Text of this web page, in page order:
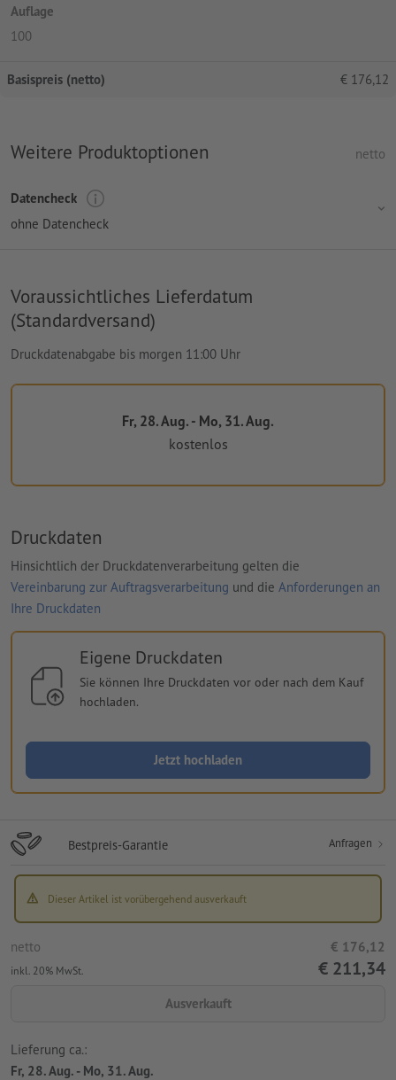
Auflage
100
Basispreis (netto) € 176,12
Weitere Produktoptionen netto
Datencheck
ohne Datencheck
Voraussichtliches Lieferdatum
(Standardversand)
Druckdatenabgabe bis morgen 11:00 Uhr
Fr, 28. Aug. - Mo, 31. Aug.
kostenlos
Druckdaten
Hinsichtlich der Druckdatenverarbeitung gelten die
Vereinbarung zur Auftragsverarbeitung und die Anforderungen an
Ihre Druckdaten
Eigene Druckdaten
Sie können Ihre Druckdaten vor oder nach dem Kauf
hochladen.
Jetzt hochladen
Bestpreis-Garantie Anfragen
Dieser Artikel ist vorübergehend ausverkauft
netto € 176,12
inkl. 20% MwSt. € 211,34
Ausverkauft
Lieferung ca.:
Fr, 28. Aug. - Mo, 31. Aug.